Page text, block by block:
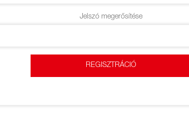
Jelszó megerősítése
REGISZTRÁCIÓ